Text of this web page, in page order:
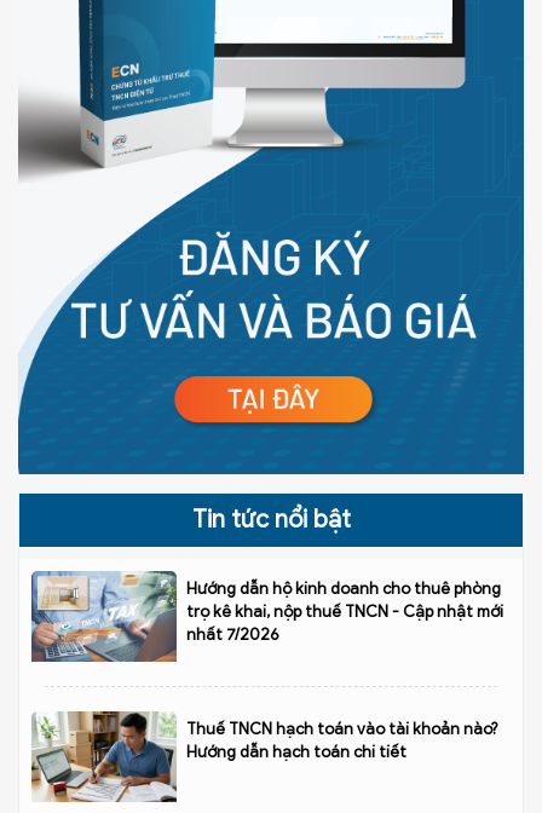
Tin tức nổi bật
Hướng dẫn hộ kinh doanh cho thuê phòng
trọ kê khai, nộp thuế TNCN - Cập nhật mới
nhất 7/2026
Thuế TNCN hạch toán vào tài khoản nào?
Hướng dẫn hạch toán chi tiết